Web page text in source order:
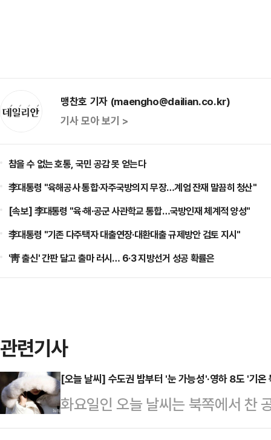
맹찬호 기자 (maengho@dailian.co.kr)
기사 모아 보기 >
참을 수 없는 호통, 국민 공감 못 얻는다
李대통령 "육해공사 통합·자주국방의지 무장…계엄 잔재 말끔히 청산"
[속보] 李대통령 "육·해·공군 사관학교 통합…국방인재 체계적 양성"
李대통령 "기존 다주택자 대출연장·대환대출 규제방안 검토 지시"
'靑 출신' 간판 달고 출마 러시… 6·3 지방선거 성공 확률은
관련기사
[오늘 날씨] 수도권 밤부터 '눈 가능성'·영하 8도 '기
화요일인 오늘 날씨는 북쪽에서 찬
아침 기온이 전날보다 10도 내외로